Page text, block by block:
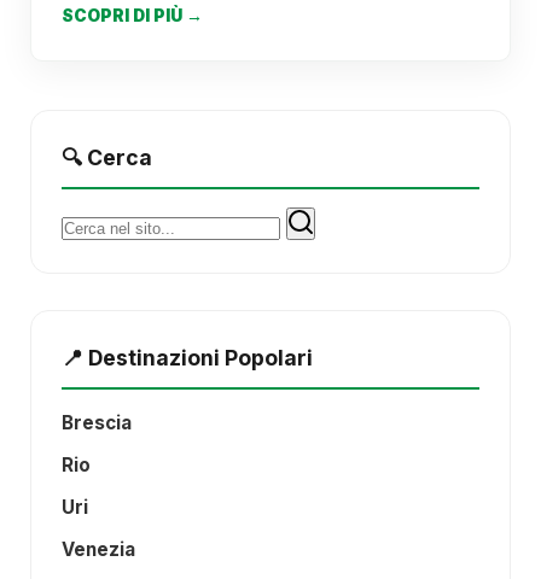
SCOPRI DI PIÙ →
🔍 Cerca
Cerca:
📍 Destinazioni Popolari
Brescia
Rio
Uri
Venezia